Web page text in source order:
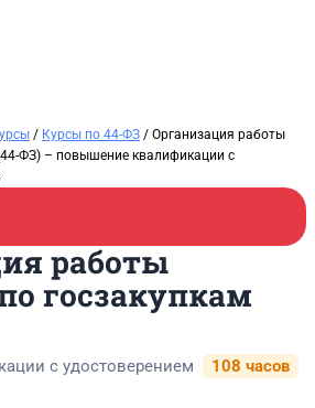
/ Курсы по 44-ФЗ / Организация работы
ФЗ) – повышение квалификации с
работы
госзакупкам
с удостоверением 108 часов